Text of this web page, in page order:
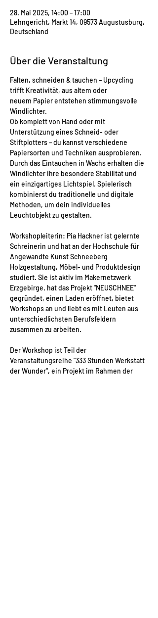
28. Mai 2025, 14:00 – 17:00
Lehngericht, Markt 14, 09573 Augustusburg,
Deutschland
Über die Veranstaltung
Falten, schneiden & tauchen – Upcycling
trifft Kreativität, aus altem oder
neuem Papier entstehen stimmungsvolle
Windlichter.
Ob komplett von Hand oder mit
Unterstützung eines Schneid- oder
Stiftplotters – du kannst verschiedene
Papiersorten und Techniken ausprobieren.
Durch das Eintauchen in Wachs erhalten die
Windlichter ihre besondere Stabilität und
ein einzigartiges Lichtspiel. Spielerisch
kombinierst du traditionelle und digitale
Methoden, um dein individuelles
Leuchtobjekt zu gestalten.
Workshopleiterin: Pia Hackner ist gelernte
Schreinerin und hat an der Hochschule für
Angewandte Kunst Schneeberg
Holzgestaltung, Möbel- und Produktdesign
studiert. Sie ist aktiv im Makernetzwerk
Erzgebirge, hat das Projekt "NEUSCHNEE"
gegründet, einen Laden eröffnet, bietet
Workshops an und liebt es mit Leuten aus
unterschiedlichsten Berufsfeldern
zusammen zu arbeiten.
Der Workshop ist Teil der
Veranstaltungsreihe "333 Stunden Werkstatt
der Wunder", ein Projekt im Rahmen der